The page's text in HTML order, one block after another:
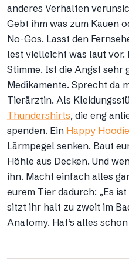
anderes Verhalten
Gebt ihm was zum Kauen
No-Gos. Lasst den
lest vielleicht was laut vor.
Stimme. Ist die Angst sehr
Medikamente. Sprecht da
Tierärztin. Als
Thundershirts, die eng
spenden. Ein Happy Hoodie
Lärmpegel senken. Baut
Höhle aus Decken. Und
ihn. Macht einfach alles
eurem Tier dadurch: „Es
sitzt ihr halt zu zweit im
Anatomy. Hat‘s alles